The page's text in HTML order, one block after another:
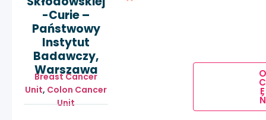
-Curie –
Państwowy
Instytut
Badawczy,
Warszawa
Breast Cancer
Unit, Colon Cancer
Unit
O
C
E
Ń